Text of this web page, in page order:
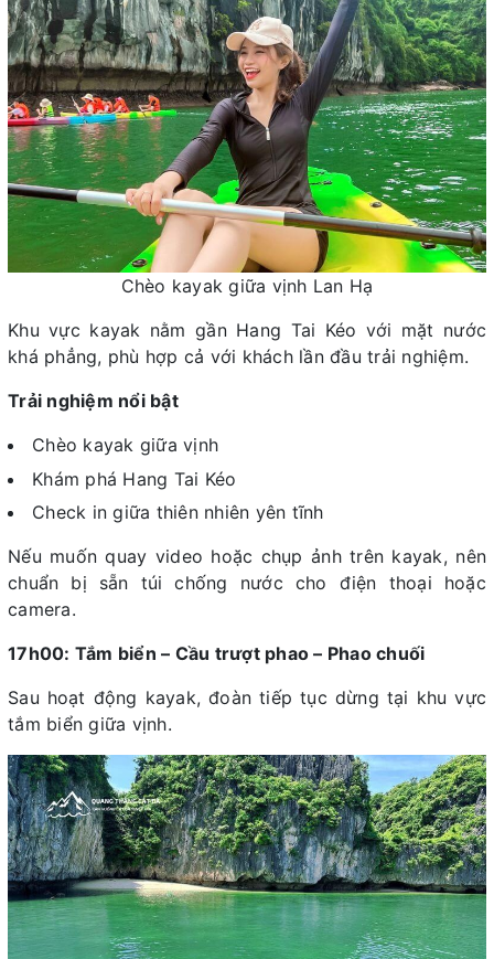
Chèo kayak giữa vịnh Lan Hạ
Khu vực kayak nằm gần Hang Tai Kéo với mặt nước
khá phẳng, phù hợp cả với khách lần đầu trải nghiệm.
Trải nghiệm nổi bật
Chèo kayak giữa vịnh
Khám phá Hang Tai Kéo
Check in giữa thiên nhiên yên tĩnh
Nếu muốn quay video hoặc chụp ảnh trên kayak, nên
chuẩn bị sẵn túi chống nước cho điện thoại hoặc
camera.
17h00: Tắm biển – Cầu trượt phao – Phao chuối
Sau hoạt động kayak, đoàn tiếp tục dừng tại khu vực
tắm biển giữa vịnh.